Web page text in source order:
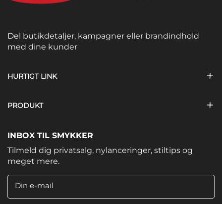
Del butikdetaljer, kampagner eller brandindhold
med dine kunder
HURTIGT LINK
PRODUKT
INBOX TIL SMYKKER
Tilmeld dig privatsalg, nylanceringer, stiltips og
meget mere.
Din e-mail